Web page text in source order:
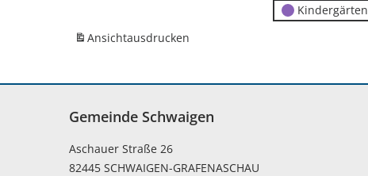
Kindergärten
Ansichtausdrucken
Gemeinde Schwaigen
Aschauer Straße 26
82445 SCHWAIGEN-GRAFENASCHAU